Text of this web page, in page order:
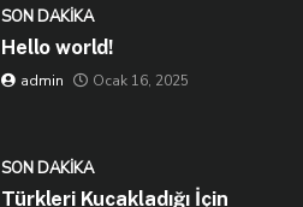
SON DAKIKA
Hello world!
admin Ocak 16, 2025
SON DAKIKA
Türkleri Kucakladığı İçin